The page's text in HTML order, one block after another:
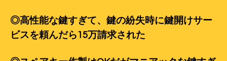
◎高性能な鍵すぎて、鍵の紛失時に鍵開けサー
ビスを頼んだら15万請求された